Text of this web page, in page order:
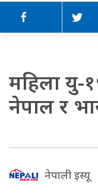
महिला यु-
नेपाल र
नेपाली इस्यू